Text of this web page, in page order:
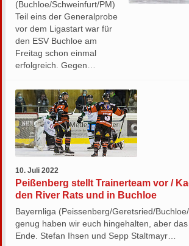
(Buchloe/Schweinfurt/PM)
Teil eins der Generalprobe
vor dem Ligastart war für
den ESV Buchloe am
Freitag schon einmal
erfolgreich. Gegen…
10. Juli 2022
Peißenberg stellt Trainerteam vor /
den River Rats und in Buchloe
Bayernliga (Peissenberg/Geretsried/
genug haben wir euch hingehalten, aber
Ende. Stefan Ihsen und Sepp Staltmayr…